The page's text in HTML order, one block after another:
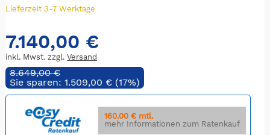
Lieferzeit 3-7 Werktage
7.140,00 €
inkl. Mwst. zzgl. Versand
8.649,00 €
Sie sparen: 1.509,00 € (17%)
160.00 € mtl.
mehr Informationen zum Ratenkauf